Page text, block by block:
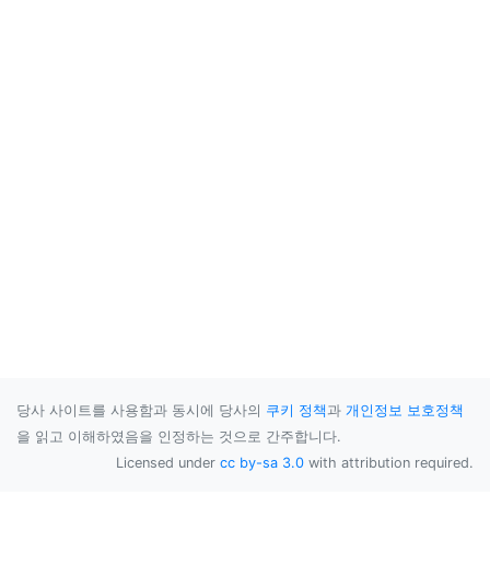
당사 사이트를 사용함과 동시에 당사의 쿠키 정책과 개인정보 보호정책
을 읽고 이해하였음을 인정하는 것으로 간주합니다.
Licensed under cc by-sa 3.0 with attribution required.